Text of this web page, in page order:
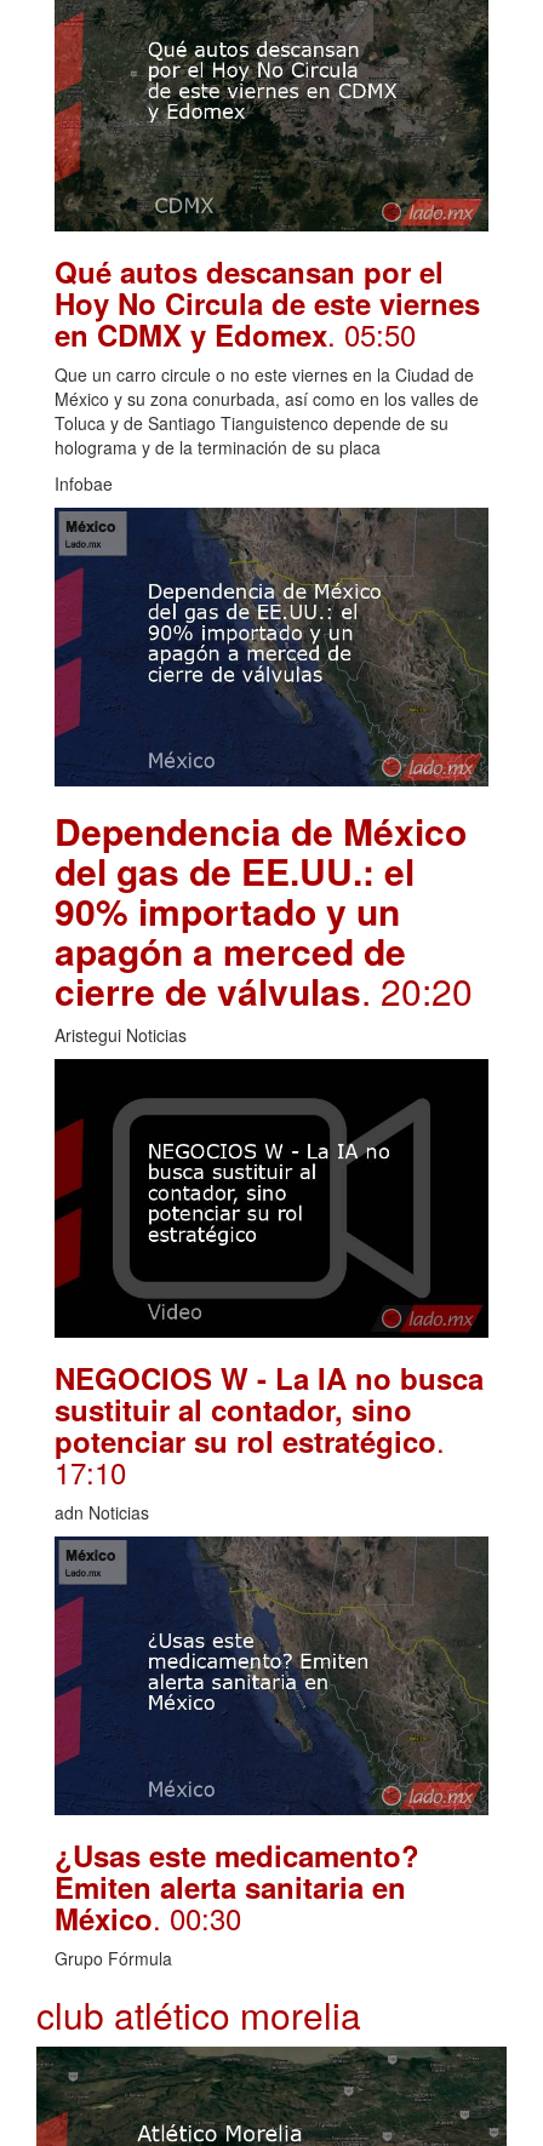
Qué autos descansan por el
Hoy No Circula de este viernes
en CDMX y Edomex. 05:50
Que un carro circule o no este viernes en la Ciudad de
México y su zona conurbada, así como en los valles de
Toluca y de Santiago Tianguistenco depende de su
holograma y de la terminación de su placa
Infobae
Dependencia de México
del gas de EE.UU.: el
90% importado y un
apagón a merced de
cierre de válvulas. 20:20
Aristegui Noticias
NEGOCIOS W - La IA no busca
sustituir al contador, sino
potenciar su rol estratégico.
17:10
adn Noticias
¿Usas este medicamento?
Emiten alerta sanitaria en
México. 00:30
Grupo Fórmula
club atlético morelia